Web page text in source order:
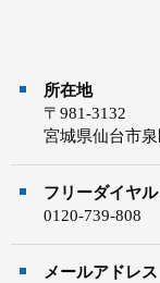
所在地
〒981-3132
宮城県仙台市
フリーダイヤル
0120-739-808
メールアドレス